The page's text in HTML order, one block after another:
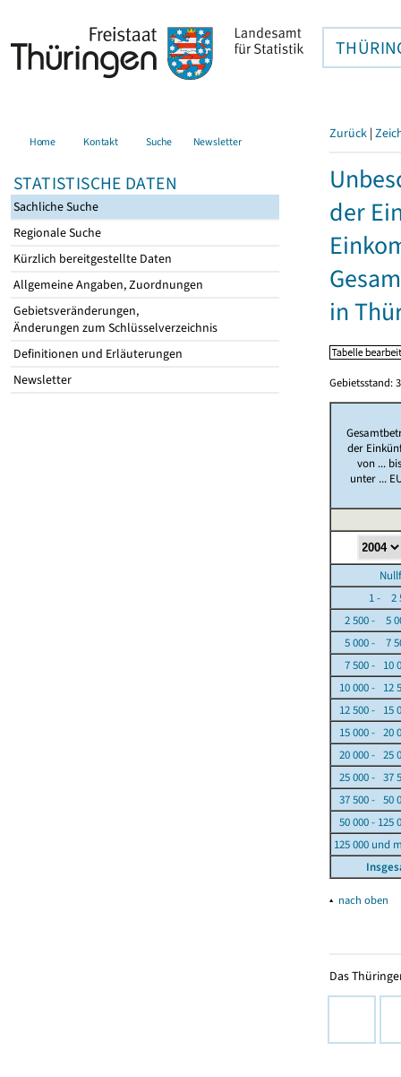
Home Kontakt Suche Newsletter
STATISTISCHE DATEN
Sachliche Suche
Regionale Suche
Kürzlich bereitgestellte Daten
Allgemeine Angaben, Zuordnungen
Gebietsveränderungen,
Änderungen zum Schlüsselverzeichnis
Definitionen und Erläuterungen
Newsletter
Zurück |
der
in
Gebietsstand:
der
von ...
unter ...
1 - 2
2 500 - 5
5 000 - 7
7 500 - 10
10 000 - 12
12 500 - 15
15 000 - 20
20 000 - 25
25 000 - 37
37 500 - 50
50 000 - 125
125 000 und
▴ nach oben
Das